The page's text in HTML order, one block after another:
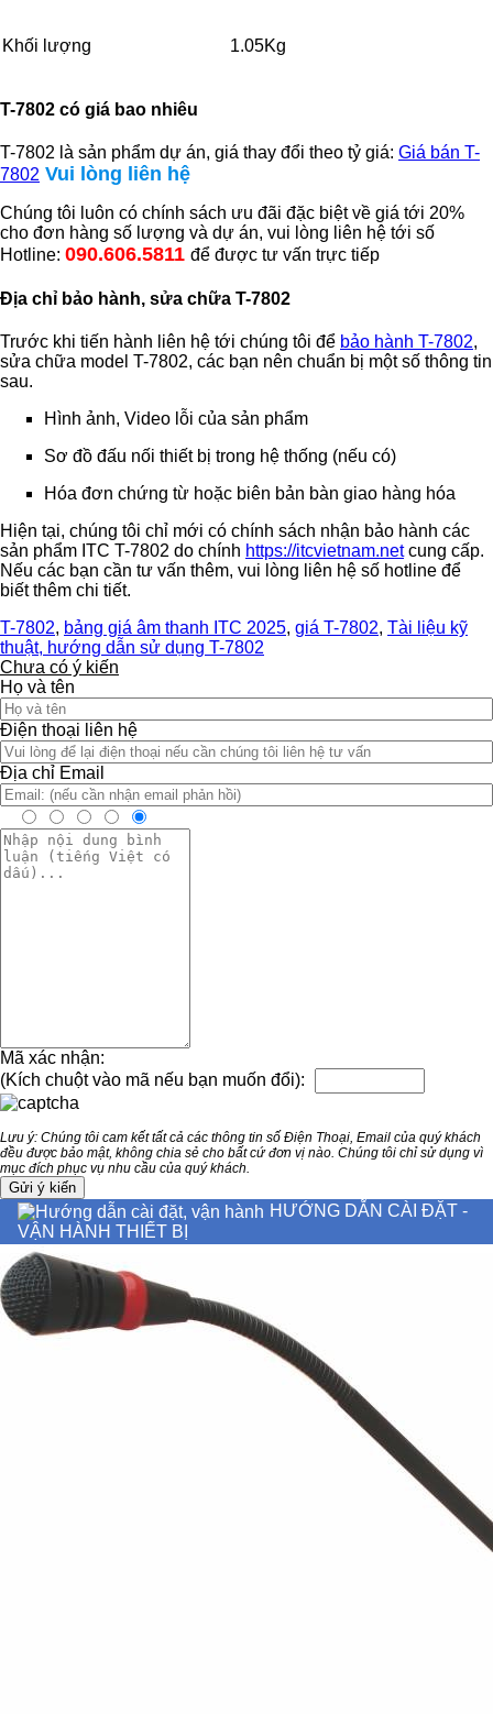
Khối lượng 1.05Kg
T-7802 có giá bao nhiêu
T-7802 là sản phẩm dự án, giá thay đổi theo tỷ giá: Giá bán T-
7802 Vui lòng liên hệ
Chúng tôi luôn có chính sách ưu đãi đặc biệt về giá tới 20%
cho đơn hàng số lượng và dự án, vui lòng liên hệ tới số
Hotline: 090.606.5811 để được tư vấn trực tiếp
Địa chỉ bảo hành, sửa chữa T-7802
Trước khi tiến hành liên hệ tới chúng tôi để bảo hành T-7802,
sửa chữa model T-7802, các bạn nên chuẩn bị một số thông tin
sau.
Hình ảnh, Video lỗi của sản phẩm
Sơ đồ đấu nối thiết bị trong hệ thống (nếu có)
Hóa đơn chứng từ hoặc biên bản bàn giao hàng hóa
Hiện tại, chúng tôi chỉ mới có chính sách nhận bảo hành các
sản phẩm ITC T-7802 do chính https://itcvietnam.netcung cấp.
Nếu các bạn cần tư vấn thêm, vui lòng liên hệ số hotline để
biết thêm chi tiết.
T-7802, bảng giá âm thanh ITC 2025, giá T-7802, Tài liệu kỹ
thuật, hướng dẫn sử dụng T-7802
Chưa có ý kiến
Họ và tên
Điện thoại liên hệ
Địa chỉ Email
Mã xác nhận:
(Kích chuột vào mã nếu bạn muốn đổi):
Lưu ý: Chúng tôi cam kết tất cả các thông tin số Điện Thoại, Email của quý khách
đều được bảo mật, không chia sẻ cho bất cứ đơn vị nào. Chúng tôi chỉ sử dụng vì
mục đích phục vụ nhu cầu của quý khách.
HƯỚNG DẪN CÀI ĐẶT -
VẬN HÀNH THIẾT BỊ